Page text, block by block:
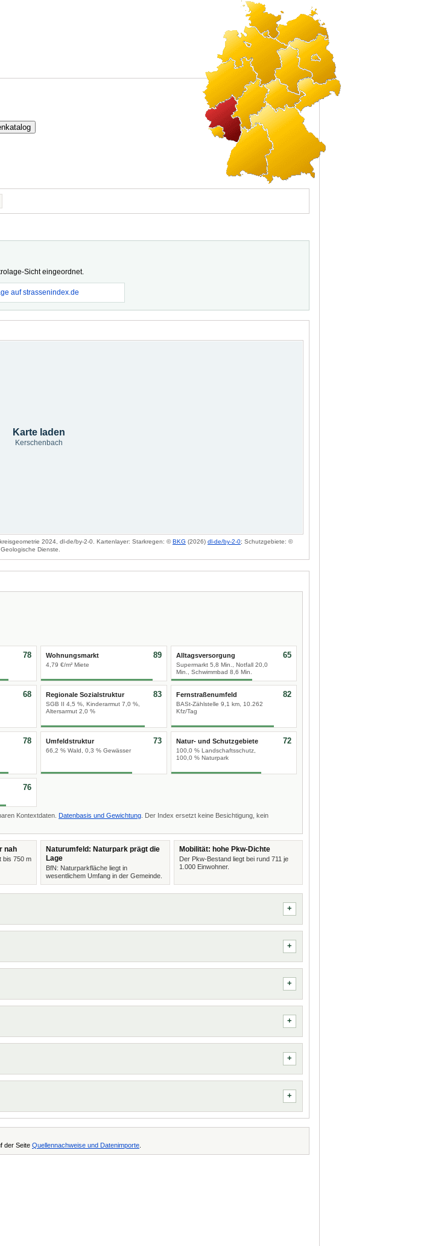
Sicht eingeordnet.
auf strassenindex.de
Karte laden
Kerschenbach
2024, dl-de/by-2-0. Kartenlayer: Starkregen: ©BKG (2026) dl-de/by-2-0; Schutzgebiete: ©
Dienste.
78 Wohnungsmarkt
4,79 €/m² Miete
89 Alltagsversorgung
Supermarkt 5,8 Min., Notfall 20,0
Min., Schwimmbad 8,6 Min.
65
68 Regionale Sozialstruktur
SGB II 4,5 %, Kinderarmut 7,0 %,
Altersarmut 2,0 %
83 Fernstraßenumfeld
BASt-Zählstelle 9,1 km, 10.262
Kfz/Tag
82
78 Umfeldstruktur
66,2 % Wald, 0,3 % Gewässer
73 Natur- und Schutzgebiete
100,0 % Landschaftsschutz,
100,0 % Naturpark
72
76
Kontextdaten. Datenbasis und Gewichtung . Der Index ersetzt keine Besichtigung, kein
nah
bis 750 m
Naturumfeld: Naturpark prägt die
Lage
BfN: Naturparkfläche liegt in
wesentlichem Umfang in der Gemeinde.
Mobilität: hohe Pkw-Dichte
Der Pkw-Bestand liegt bei rund 711 je
1.000 Einwohner.
der Seite Quellennachweise und Datenimporte